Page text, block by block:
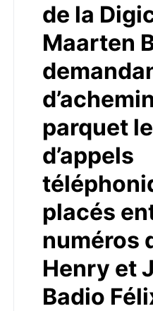
de la
Maarten
parquet
d’appels
placés
numéros
Henry et
Badio